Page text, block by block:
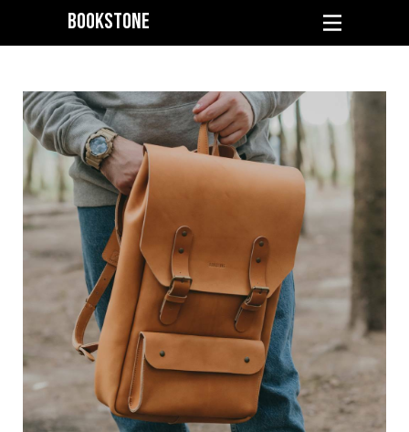
BOOKSTONE